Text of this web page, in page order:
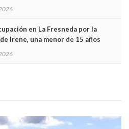
en La Fresneda por la
Irene, una menor de 15 años